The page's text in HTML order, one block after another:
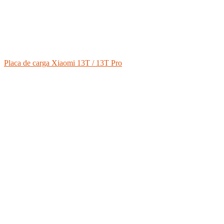
Placa de carga Xiaomi 13T / 13T Pro